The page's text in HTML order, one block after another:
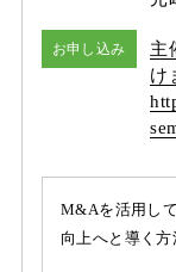
お申し込み
主
け
M&Aを活用し
向上へと導く方